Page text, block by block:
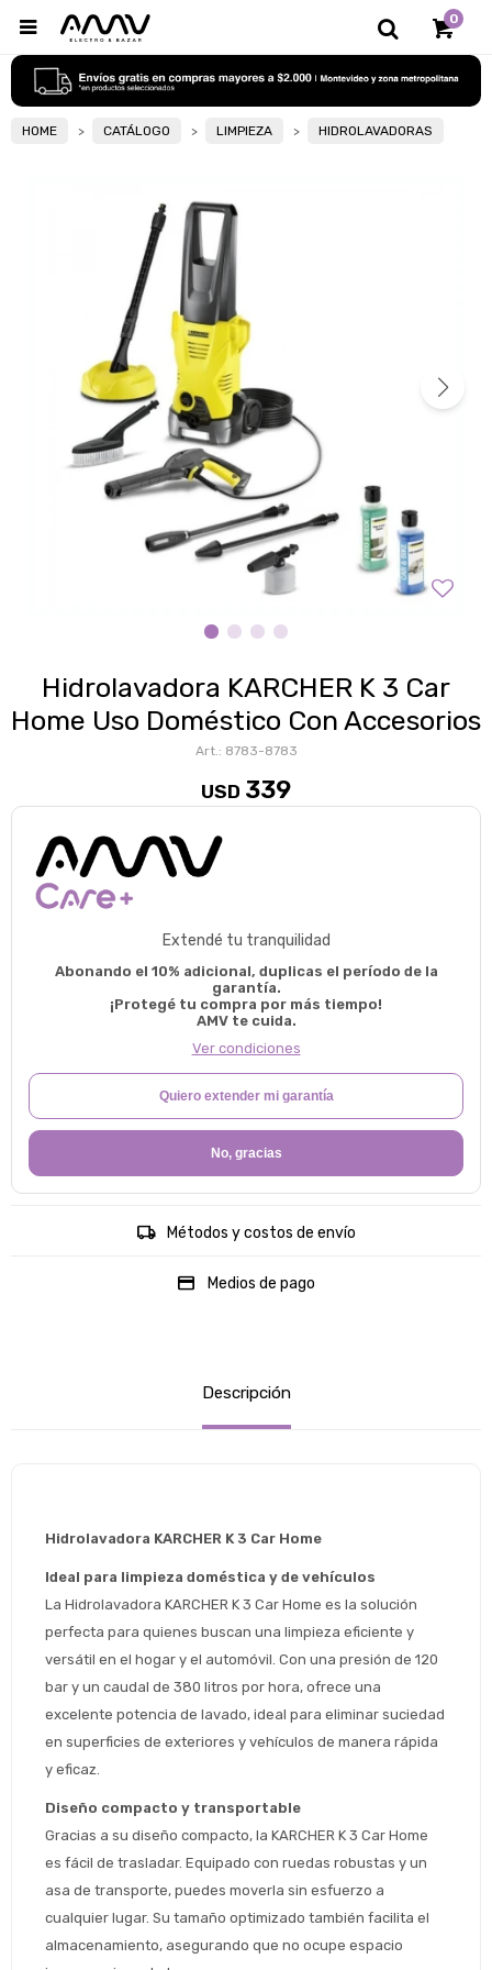
0

HOME CATÁLOGO LIMPIEZA HIDROLAVADORAS
Hidrolavadora KARCHER K 3 Car
Home Uso Doméstico Con Accesorios
8783-8783
USD 339
Extendé tu tranquilidad
Abonando el 10% adicional, duplicas el período de la
garantía.
¡Protegé tu compra por más tiempo!
AMV te cuida.
Ver condiciones
Quiero extender mi garantía
No, gracias
Métodos y costos de envío
Medios de pago
Descripción
Hidrolavadora KARCHER K 3 Car Home
Ideal para limpieza doméstica y de vehículos
La Hidrolavadora KARCHER K 3 Car Home es la solución
perfecta para quienes buscan una limpieza eficiente y
versátil en el hogar y el automóvil. Con una presión de 120
bar y un caudal de 380 litros por hora, ofrece una
excelente potencia de lavado, ideal para eliminar suciedad
en superficies de exteriores y vehículos de manera rápida
y eficaz.
Diseño compacto y transportable
Gracias a su diseño compacto, la KARCHER K 3 Car Home
es fácil de trasladar. Equipado con ruedas robustas y un
asa de transporte, puedes moverla sin esfuerzo a
cualquier lugar. Su tamaño optimizado también facilita el
almacenamiento, asegurando que no ocupe espacio